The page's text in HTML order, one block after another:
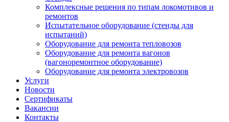
Комплексные решения по типам локомотивов и
ремонтов
Испытательное оборудование (стенды для
испытаний)
Оборудование для ремонта тепловозов
Оборудование для ремонта вагонов
(вагоноремонтное оборудование)
Оборудование для ремонта электровозов
Услуги
Новости
Сертификаты
Вакансии
Контакты